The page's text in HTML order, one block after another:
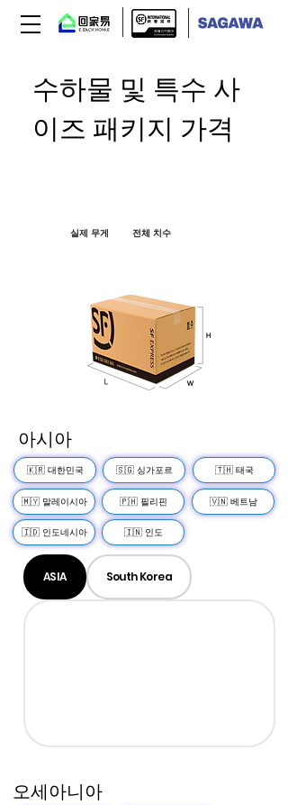
수하물 및 특수 사
이즈 패키지 가격
실제 무게 전체 치수
아시아
🇰🇷 대한민국 🇸🇬 싱가포르
🇲🇾 말레이시아
🇮🇩 인도네시아
🇵🇭 필리핀
🇮🇳 인도
🇹🇭 태국
🇻🇳 베트남
ASIA South Korea
오세아니아